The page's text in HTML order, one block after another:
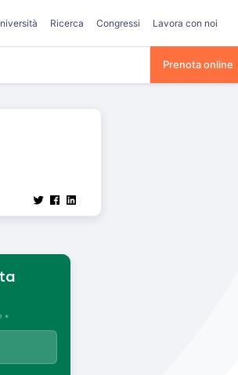
Ricerca Congressi Lavora con noi
Prenota online
*